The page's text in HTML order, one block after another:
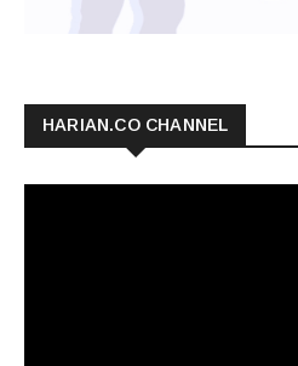
HARIAN.CO CHANNEL